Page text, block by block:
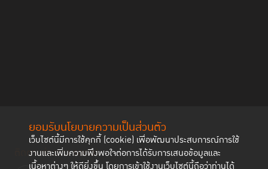
ยอมรับนโยบายความเป็นส่วนตัว
เว็บไซต์นี้มีการใช้คุกกี้ (cookie) เพื่อพัฒนาประสบการณ์การใช้
งานและเพิ่มความพึงพอใจต่อการได้รับการเสนอข้อมูลและ
ติดตามช่องทาง social